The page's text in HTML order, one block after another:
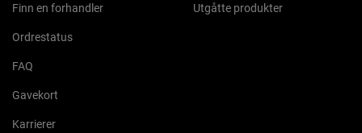
Finn en forhandler
Ordrestatus
FAQ
Gavekort
Karrierer
Utgåtte produkter